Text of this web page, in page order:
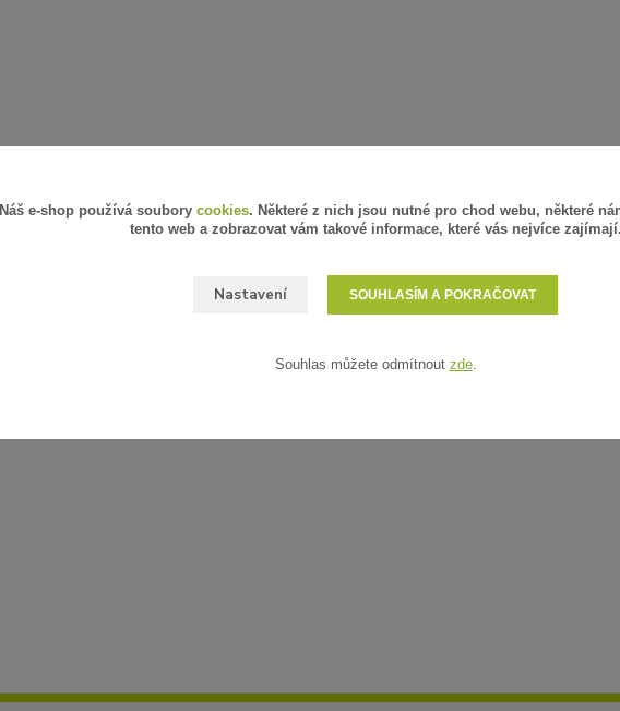
Náš e-shop používá soubory cookies. Některé z nich jsou nutné pro chod webu, některé
tento web a zobrazovat vám takové informace, které vás nejvíce zajímají.
Nastavení SOUHLASÍM A POKRAČOVAT
Souhlas můžete odmítnout zde.